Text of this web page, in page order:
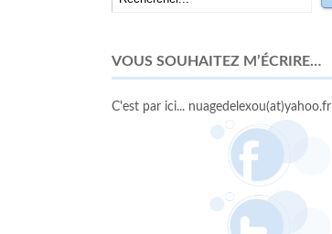
VOUS SOUHAITEZ M’ÉCRIRE…
C'est par ici... nuagedelexou(at)yahoo.fr